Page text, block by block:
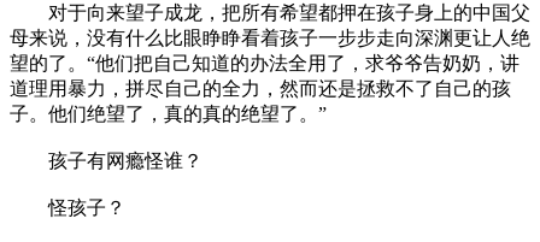
对于向来望子成龙，把所有希望都押在孩子身上的中国父
母来说，没有什么比眼睁睁看着孩子一步步走向深渊更让人绝
望的了。“他们把自己知道的办法全用了，求爷爷告奶奶，讲
道理用暴力，拼尽自己的全力，然而还是拯救不了自己的孩
子。他们绝望了，真的真的绝望了。”
孩子有网瘾怪谁？
怪孩子？